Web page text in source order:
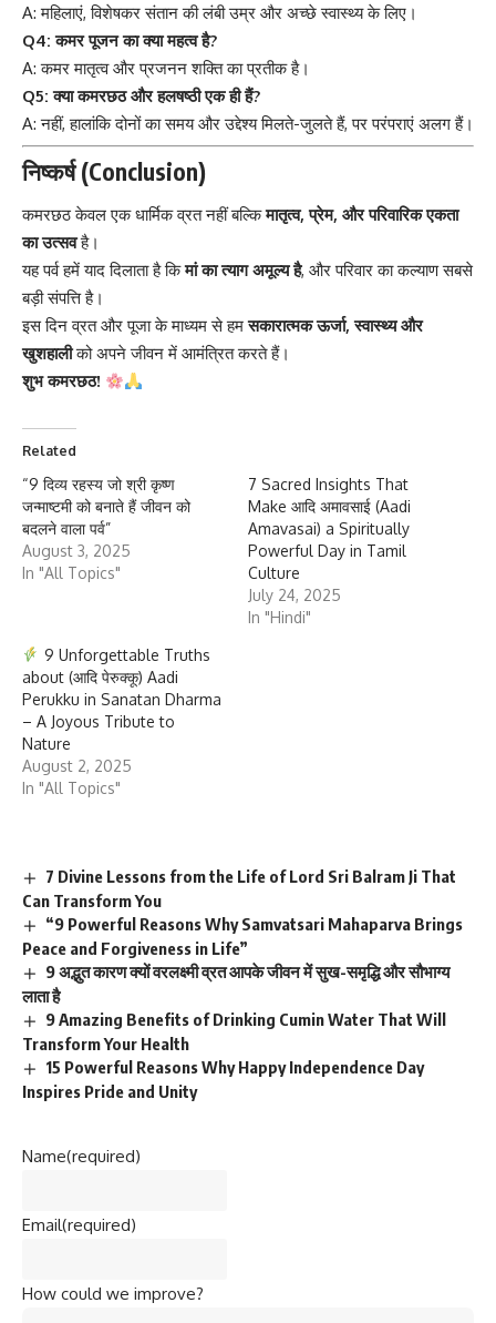
A: महिलाएं, विशेषकर संतान की लंबी उम्र और अच्छे स्वास्थ्य के लिए।
Q4: कमर पूजन का क्या महत्व है?
A: कमर मातृत्व और प्रजनन शक्ति का प्रतीक है।
Q5: क्या कमरछठ और हलषष्ठी एक ही हैं?
A: नहीं, हालांकि दोनों का समय और उद्देश्य मिलते-जुलते हैं, पर परंपराएं अलग हैं।
निष्कर्ष (Conclusion)
कमरछठकेवल एक धार्मिक व्रत नहीं बल्किमातृत्व, प्रेम, और परिवारिक एकता
का उत्सवहै।
यह पर्व हमें याद दिलाता है किमां का त्याग अमूल्य है, और परिवार का कल्याण सबसे
बड़ी संपत्ति है।
इस दिन व्रत और पूजा के माध्यम से हमसकारात्मक ऊर्जा, स्वास्थ्य और
खुशहालीको अपने जीवन में आमंत्रित करते हैं।
शुभ कमरछठ!
Related
“9 दिव्य रहस्य जो श्री कृष्ण
जन्माष्टमी को बनाते हैं जीवन को
बदलने वाला पर्व”
August 3, 2025
In "All Topics"
7 Sacred Insights That
Make आदि अमावसाई (Aadi
Amavasai) a Spiritually
Powerful Day in Tamil
Culture
July 24, 2025
In "Hindi"
9 Unforgettable Truths
about (आदि पेरुक्कू) Aadi
Perukku in Sanatan Dharma
– A Joyous Tribute to
Nature
August 2, 2025
In "All Topics"
7 Divine Lessons from the Life of Lord Sri Balram Ji That
Can Transform You
“9 Powerful Reasons Why Samvatsari Mahaparva Brings
Peace and Forgiveness in Life”
9 अद्भुत कारण क्यों वरलक्ष्मी व्रत आपके जीवन में सुख-समृद्धि और सौभाग्य
लाता है
9 Amazing Benefits of Drinking Cumin Water That Will
Transform Your Health
15 Powerful Reasons Why Happy Independence Day
Inspires Pride and Unity
Name(required)
Email(required)
How could we improve?